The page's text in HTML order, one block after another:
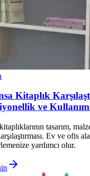
Kitaplık
ve
tasarım,
Ev ve ofis
yardımcı olur.